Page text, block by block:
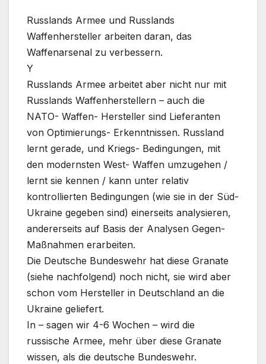
Russlands Armee und Russlands
Waffenhersteller arbeiten daran, das
Waffenarsenal zu verbessern.
Y
Russlands Armee arbeitet aber nicht nur mit
Russlands Waffenherstellern – auch die
NATO- Waffen- Hersteller sind Lieferanten
von Optimierungs- Erkenntnissen. Russland
lernt gerade, und Kriegs- Bedingungen, mit
den modernsten West- Waffen umzugehen /
lernt sie kennen / kann unter relativ
kontrollierten Bedingungen (wie sie in der Süd-
Ukraine gegeben sind) einerseits analysieren,
andererseits auf Basis der Analysen Gegen-
Maßnahmen erarbeiten.
Die Deutsche Bundeswehr hat diese Granate
(siehe nachfolgend) noch nicht, sie wird aber
schon vom Hersteller in Deutschland an die
Ukraine geliefert.
In – sagen wir 4-6 Wochen – wird die
russische Armee, mehr über diese Granate
wissen, als die deutsche Bundeswehr.